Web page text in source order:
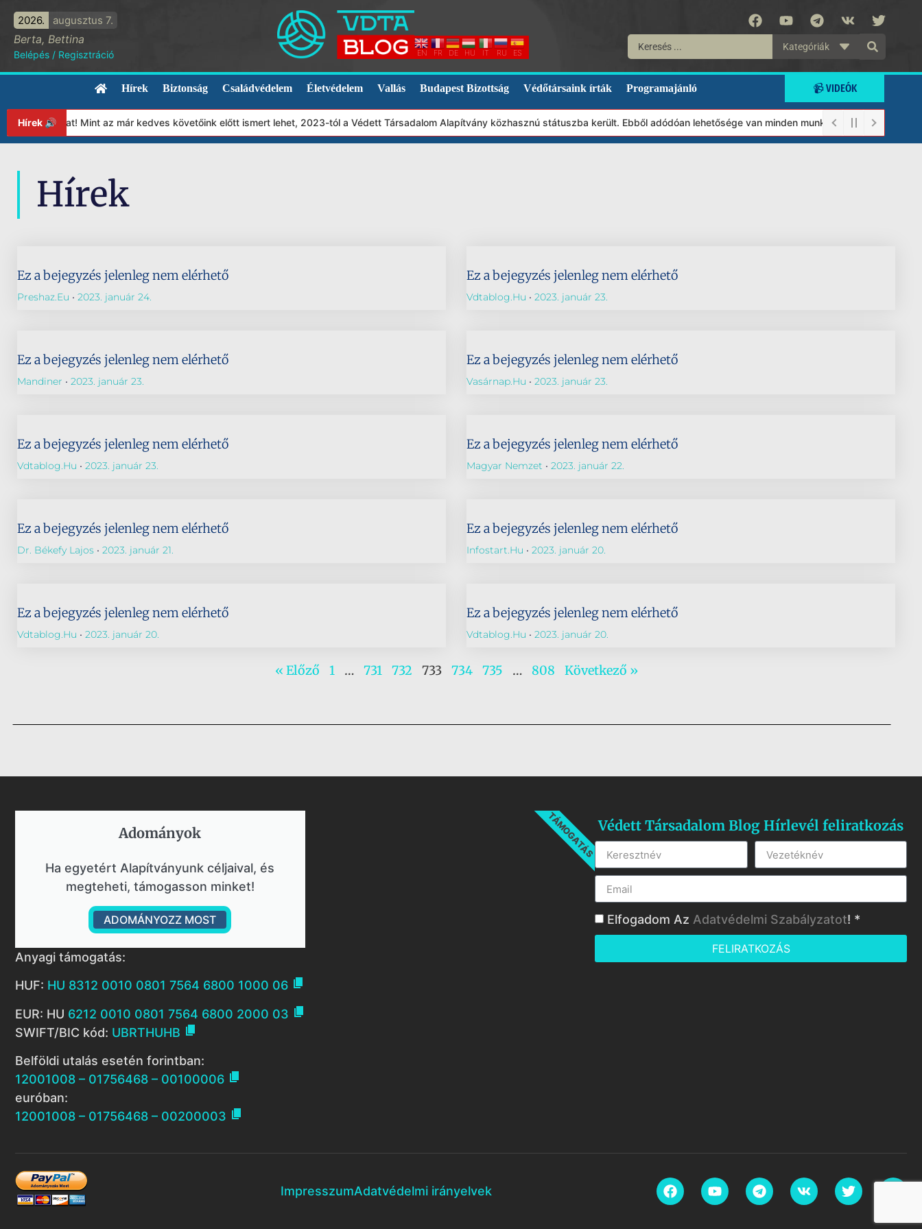
2026. augusztus 7.
Berta, Bettina
Belépés / Regisztráció EN FR DE HU IT RU ES
Kategóriák
Hírek Biztonság Családvédelem Életvédelem Vallás Budapest Bizottság Védőtársaink írták Programajánló 📹 VIDEÓK
Hírek 🔊 Mint az már kedves követőink előtt ismert lehet, 2023-tól a Védett Társadalom Alapítvány közhasznú státuszba került. Ebből adódóan lehetősége van minden munkánkat segíteni
Hírek
Ez a bejegyzés jelenleg nem elérhető
Preshaz.eu 2023. január 24.
Ez a bejegyzés jelenleg nem elérhető
Vdtablog.hu 2023. január 23.
Ez a bejegyzés jelenleg nem elérhető
Mandiner 2023. január 23.
Ez a bejegyzés jelenleg nem elérhető
Vasárnap.hu 2023. január 23.
Ez a bejegyzés jelenleg nem elérhető
Vdtablog.hu 2023. január 23.
Ez a bejegyzés jelenleg nem elérhető
Magyar Nemzet 2023. január 22.
Ez a bejegyzés jelenleg nem elérhető
Dr. Békefy Lajos 2023. január 21.
Ez a bejegyzés jelenleg nem elérhető
Infostart.hu 2023. január 20.
Ez a bejegyzés jelenleg nem elérhető
Vdtablog.hu 2023. január 20.
Ez a bejegyzés jelenleg nem elérhető
Vdtablog.hu 2023. január 20.
« Előző 1 … 731 732 733 734 735 … 808 Következő »
Adományok​
Ha egyetért Alapítványunk céljaival, és
megteheti, támogasson minket!
ADOMÁNYOZZ MOST
TÁMOGATÁS
Anyagi támogatás:
HUF: HU 8312 0010 0801 7564 6800 1000 06 
EUR: HU 6212 0010 0801 7564 6800 2000 03 
SWIFT/BIC kód: UBRTHUHB 
Belföldi utalás esetén forintban:
12001008 – 01756468 – 00100006 
euróban:
12001008 – 01756468 – 00200003 
Védett Társadalom Blog Hírlevél feliratkozás
Elfogadom Az Adatvédelmi Szabályzatot! *
FELIRATKOZÁS
ImpresszumAdatvédelmi irányelvek